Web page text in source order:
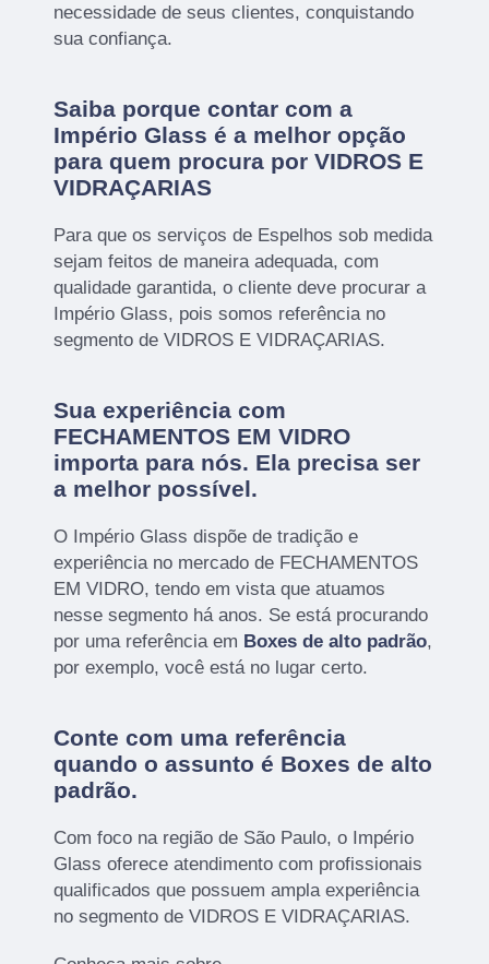
necessidade de seus clientes, conquistando
sua confiança.
Saiba porque contar com a
Império Glass é a melhor opção
para quem procura por VIDROS E
VIDRAÇARIAS
Para que os serviços de Espelhos sob medida
sejam feitos de maneira adequada, com
qualidade garantida, o cliente deve procurar a
Império Glass, pois somos referência no
segmento de VIDROS E VIDRAÇARIAS.
Sua experiência com
FECHAMENTOS EM VIDRO
importa para nós. Ela precisa ser
a melhor possível.
O Império Glass dispõe de tradição e
experiência no mercado de FECHAMENTOS
EM VIDRO, tendo em vista que atuamos
nesse segmento há anos. Se está procurando
por uma referência em Boxes de alto padrão,
por exemplo, você está no lugar certo.
Conte com uma referência
quando o assunto é Boxes de alto
padrão.
Com foco na região de São Paulo, o Império
Glass oferece atendimento com profissionais
qualificados que possuem ampla experiência
no segmento de VIDROS E VIDRAÇARIAS.